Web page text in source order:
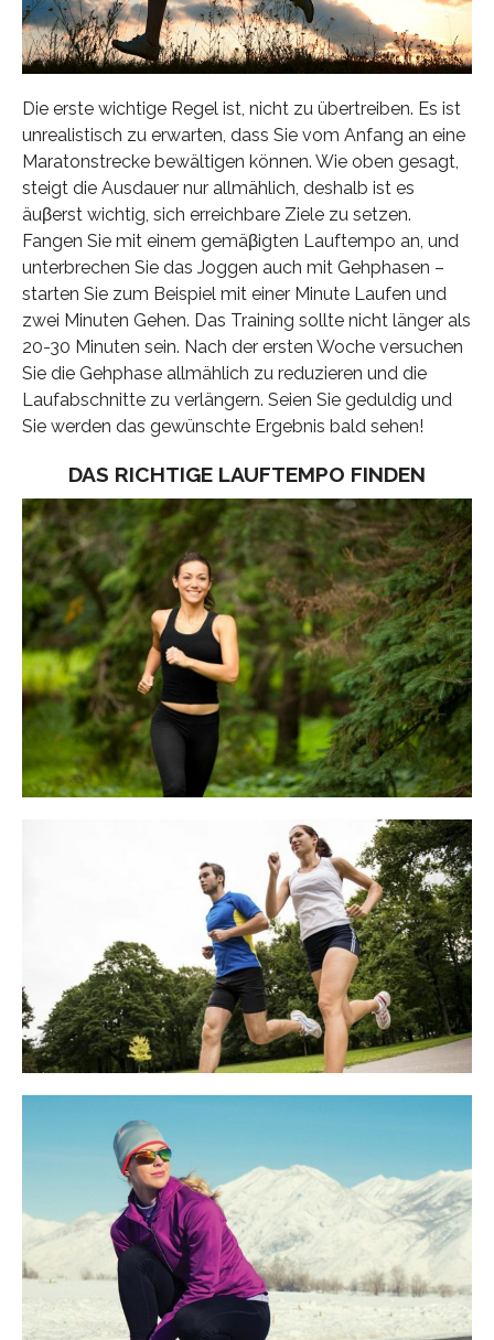
Die erste wichtige Regel ist, nicht zu übertreiben. Es ist
unrealistisch zu erwarten, dass Sie vom Anfang an eine
Maratonstrecke bewältigen können. Wie oben gesagt,
steigt die Ausdauer nur allmählich, deshalb ist es
äuβerst wichtig, sich erreichbare Ziele zu setzen.
Fangen Sie mit einem gemäβigten Lauftempo an, und
unterbrechen Sie das Joggen auch mit Gehphasen –
starten Sie zum Beispiel mit einer Minute Laufen und
zwei Minuten Gehen. Das Training sollte nicht länger als
20-30 Minuten sein. Nach der ersten Woche versuchen
Sie die Gehphase allmählich zu reduzieren und die
Laufabschnitte zu verlängern. Seien Sie geduldig und
Sie werden das gewünschte Ergebnis bald sehen!
DAS RICHTIGE LAUFTEMPO FINDEN